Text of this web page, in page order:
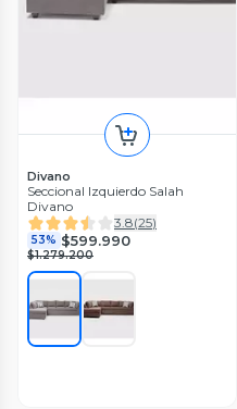
Divano
Seccional Izquierdo Salah
Divano
3.8(25)
53% $599.990
$1.279.200